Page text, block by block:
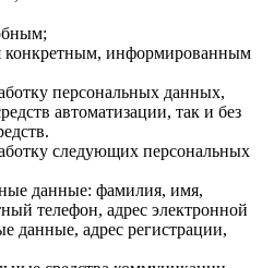
конкретным, информированным
персональных данных,
автоматизации, так и без
следующих персональных
данные: фамилия, имя,
телефон, адрес электронной
данные, адрес регистрации,